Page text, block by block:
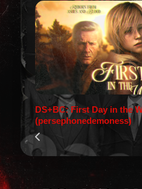
DS+BC: First Day in the
(persephonedemoness)